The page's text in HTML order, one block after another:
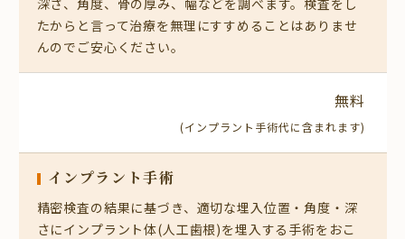
たからと言って治療を無理にすすめることはありませ
んのでご安心ください。
無料
(インプラント手術代に含まれます)
インプラント手術
精密検査の結果に基づき、適切な埋入位置・角度・深
さにインプラント体(人工歯根)を埋入する手術をおこ